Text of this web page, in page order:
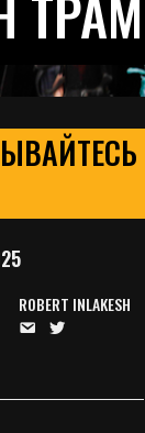
ROBERT INLAKESH